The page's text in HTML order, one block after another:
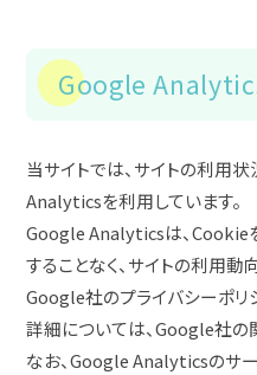
Google
当サイトでは、サイトの利用
Analyticsを利用しています。
Google Analyticsは、Cookie
することなく、サイトの利用動
Google社のプライバシーポリ
詳細については、Google社の
なお、Google Analyticsのサ